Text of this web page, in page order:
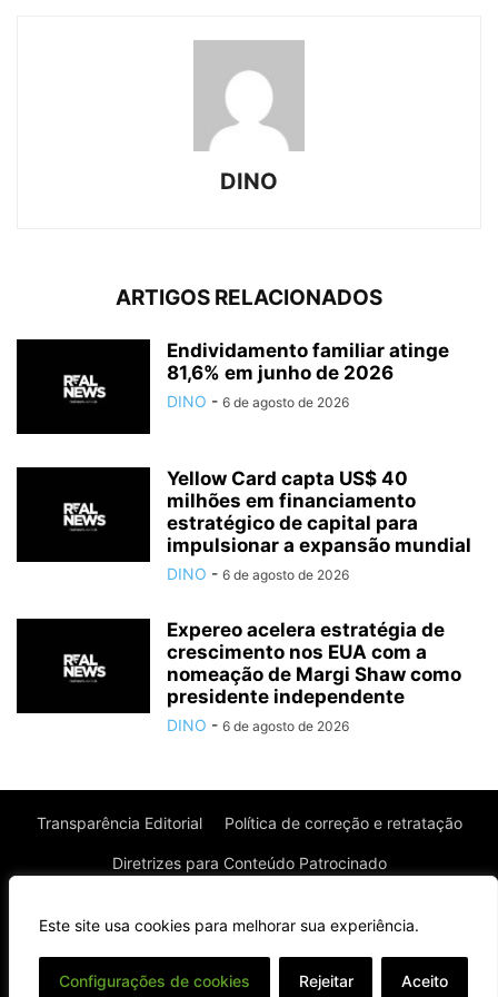
Este site usa cookies para melhorar sua experiência.
Configurações de cookies Rejeitar Aceito
DINO
ARTIGOS RELACIONADOS
Endividamento familiar atinge
81,6% em junho de 2026
DINO - 6 de agosto de 2026
Yellow Card capta US$ 40
milhões em financiamento
estratégico de capital para
impulsionar a expansão mundial
DINO - 6 de agosto de 2026
Expereo acelera estratégia de
crescimento nos EUA com a
nomeação de Margi Shaw como
presidente independente
DINO - 6 de agosto de 2026
Transparência Editorial Política de correção e retratação
Diretrizes para Conteúdo Patrocinado